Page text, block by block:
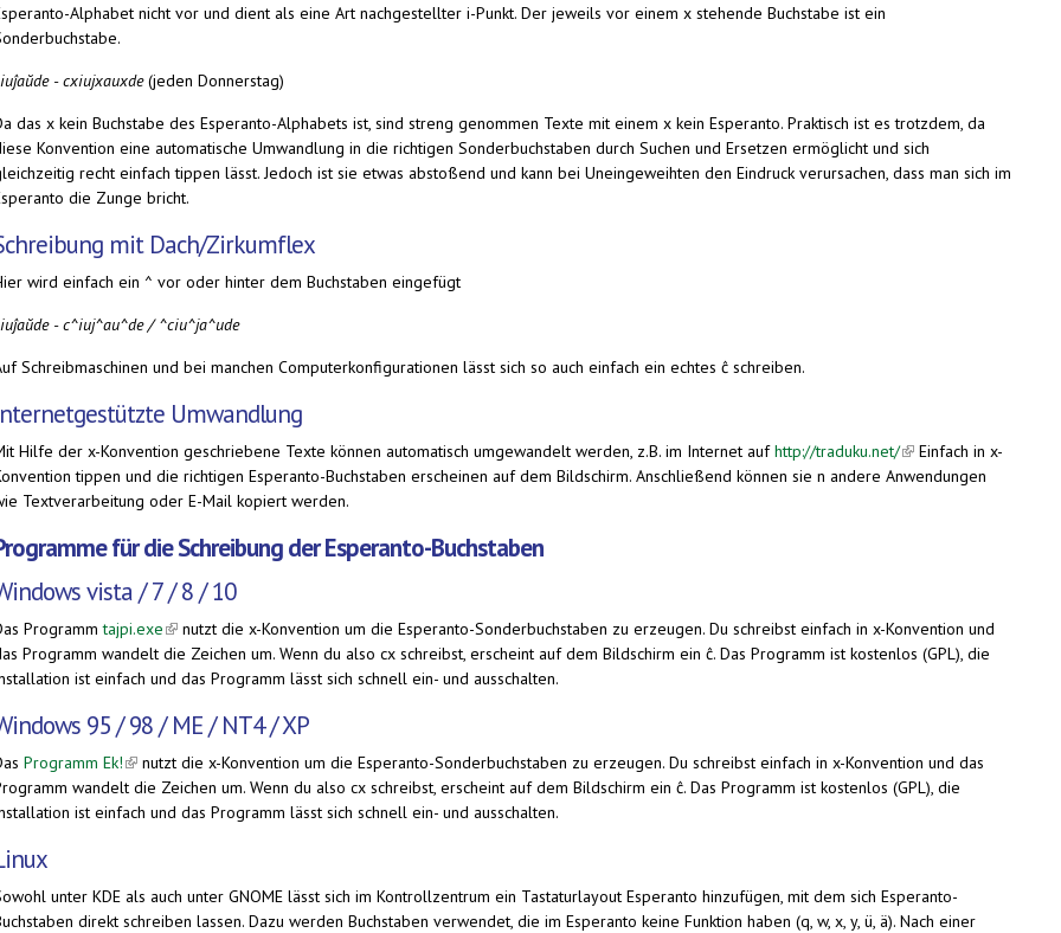
Alphabet nicht vor und dient als eine Art nachgestellter i-Punkt. Der jeweils vor einem x stehende Buchstabe ist ein
-cxiujxauxde(jeden Donnerstag)
das x kein Buchstabe des Esperanto-Alphabets ist, sind streng genommen Texte mit einem x kein Esperanto. Praktisch ist es trotzdem, da
Konvention eine automatische Umwandlung in die richtigen Sonderbuchstaben durch Suchen und Ersetzen ermöglicht und sich
recht einfach tippen lässt. Jedoch ist sie etwas abstoßend und kann bei Uneingeweihten den Eindruck verursachen, dass man sich im
die Zunge bricht.
mit Dach/Zirkumflex
wird einfach ein ^ vor oder hinter dem Buchstaben eingefügt
-c^iuj^au^de / ^ciu^ja^ude
Schreibmaschinen und bei manchen Computerkonfigurationen lässt sich so auch einfach ein echtes ĉ schreiben.
Umwandlung
Hilfe der x-Konvention geschriebene Texte können automatisch umgewandelt werden, z.B. im Internet aufhttp://traduku.net/(link is external)
Einfach in x-
tippen und die richtigen Esperanto-Buchstaben erscheinen auf dem Bildschirm. Anschließend können sie n andere Anwendungen
Textverarbeitung oder E-Mail kopiert werden.
für die Schreibung der Esperanto-Buchstaben
vista / 7 / 8 / 10
Programmtajpi.exe(link is external)
nutzt die x-Konvention um die Esperanto-Sonderbuchstaben zu erzeugen. Du schreibst einfach in x-Konvention und
Programm wandelt die Zeichen um. Wenn du also cx schreibst, erscheint auf dem Bildschirm ein ĉ. Das Programm ist kostenlos (GPL), die
ist einfach und das Programm lässt sich schnell ein- und ausschalten.
95 / 98 / ME / NT4 / XP
Programm Ek!(link is external)
nutzt die x-Konvention um die Esperanto-Sonderbuchstaben zu erzeugen. Du schreibst einfach in x-Konvention und das
wandelt die Zeichen um. Wenn du also cx schreibst, erscheint auf dem Bildschirm ein ĉ. Das Programm ist kostenlos (GPL), die
ist einfach und das Programm lässt sich schnell ein- und ausschalten.
unter KDE als auch unter GNOME lässt sich im Kontrollzentrum ein Tastaturlayout Esperanto hinzufügen, mit dem sich Esperanto-
direkt schreiben lassen. Dazu werden Buchstaben verwendet, die im Esperanto keine Funktion haben (q, w, x, y, ü, ä). Nach einer